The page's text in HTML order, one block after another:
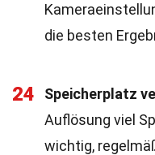
die besten
24 Speicherplatz
Auflösung viel
wichtig,